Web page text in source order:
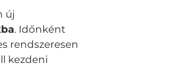
új
. Időnként
rendszeresen
kezdeni